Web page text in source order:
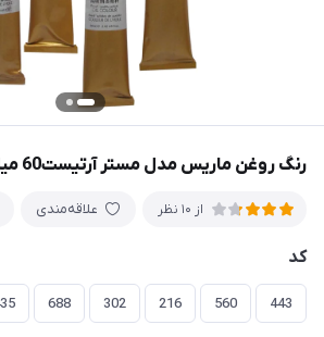
رنگ روغن ماریس مدل مستر آرتیست60 میل
از 10 نظر علاقه‌مندی
کد
443
560
216
302
688